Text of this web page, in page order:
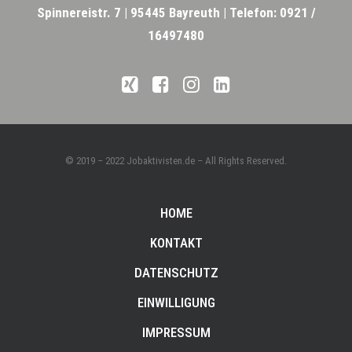
Spinnereistr. 7 | 95445 Bayreuth | Telefon: 0921 /
16497480
© 2019 – 2022 Jobaktivisten.de – All Rights Reserved.
HOME
KONTAKT
DATENSCHUTZ
EINWILLIGUNG
IMPRESSUM